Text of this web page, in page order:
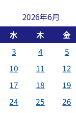
2026年6月
水 木 金
3 4 5
10 11 12
17 18 19
24 25 26